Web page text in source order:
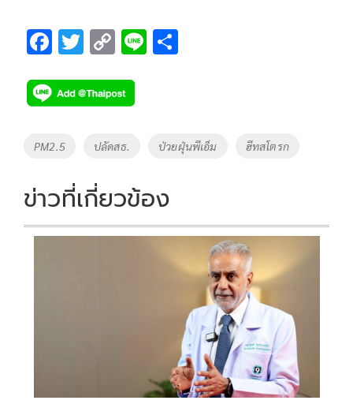
F
e
b
o
k
T
tt
er
C
p
y
Li
k
Li
Tags
PM2.5 ปลัดสธ. ป่วยฝุ่นพีเอ็ม ฮีทสโตรก
ข่าวที่เกี่ยวข้อง